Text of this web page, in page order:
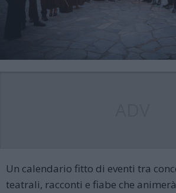
Un calendario fitto di eventi tra
teatrali, racconti e fiabe che